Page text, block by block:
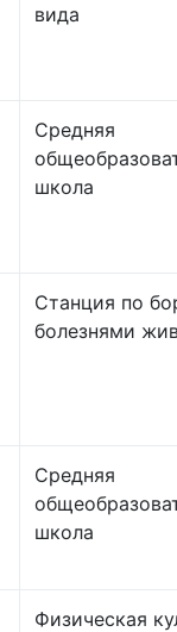
вида
Средняя
школа
Станция по
болезнями
Средняя
школа
Физическая